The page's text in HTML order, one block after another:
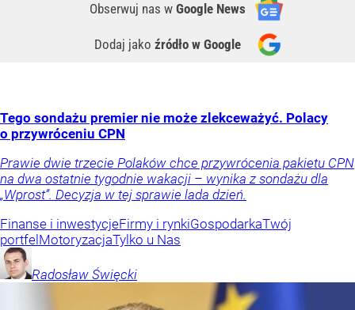
Obserwuj nas w Google News
Dodaj jako źródło w Google
Tego sondażu premier nie może zlekceważyć. Polacy
o przywróceniu CPN
Prawie dwie trzecie Polaków chce przywrócenia pakietu CPN
na dwa ostatnie tygodnie wakacji – wynika z sondażu dla
„Wprost”. Decyzja w tej sprawie lada dzień.
Finanse i inwestycjeFirmy i rynkiGospodarkaTwój
portfel MotoryzacjaTylko u Nas
Radosław Święcki